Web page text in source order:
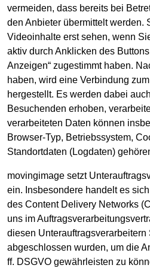
vermeiden, dass bereits bei
den Anbieter übermittelt werden.
Videoinhalte erst sehen, wenn
aktiv durch Anklicken des
Anzeigen“ zugestimmt haben.
haben, wird eine Verbindung
hergestellt. Es werden dabei
Besuchenden erhoben,
verarbeiteten Daten können
Browser-Typ, Betriebssystem,
Standortdaten (Logdaten)
movingimage setzt
ein. Insbesondere handelt es
des Content Delivery Networks
uns im
diesen
abgeschlossen wurden, um die
ff. DSGVO gewährleisten zu